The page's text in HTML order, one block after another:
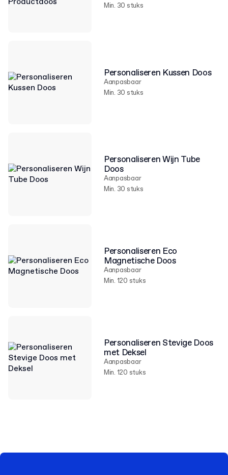
Min. 30 stuks
Personaliseren Kussen Doos
Aanpasbaar
Min. 30 stuks
Personaliseren Wijn Tube
Doos
Aanpasbaar
Min. 30 stuks
Personaliseren Eco
Magnetische Doos
Aanpasbaar
Min. 120 stuks
Personaliseren Stevige Doos
met Deksel
Aanpasbaar
Min. 120 stuks